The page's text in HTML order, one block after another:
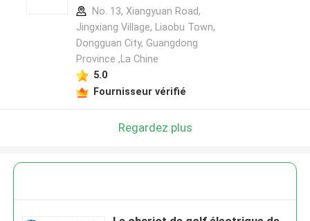
No. 13, Xiangyuan Road,
Jingxiang Village, Liaobu Town,
Dongguan City, Guangdong
Province ,La Chine
5.0
Fournisseur vérifié
Regardez plus